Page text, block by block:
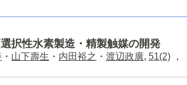
択性水素製造・精製触媒の開発
・ 山下壽生 ・ 内田裕之 ・ 渡辺政廣, 51(2) ，